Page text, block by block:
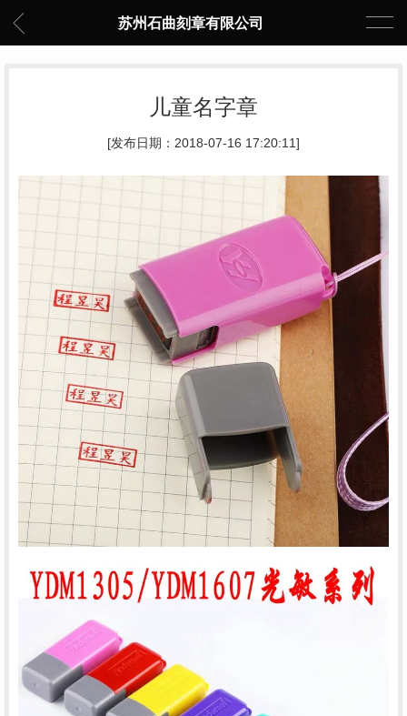
苏州石曲刻章有限公司
儿童名字章
[发布日期：2018-07-16 17:20:11]